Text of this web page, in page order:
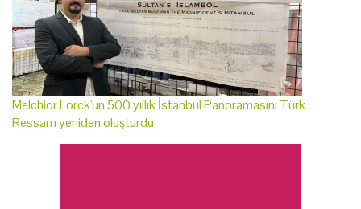
Melchior Lorck'un 500 yıllık İstanbul Panoramasını Türk
Ressam yeniden oluşturdu